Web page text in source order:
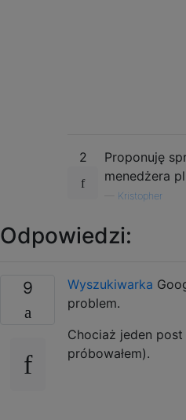
2
Proponuję
menedżera
Kristopher
Odpowiedzi:
9 Wyszukiwarka
problem.
Chociaż jeden post
próbowałem).